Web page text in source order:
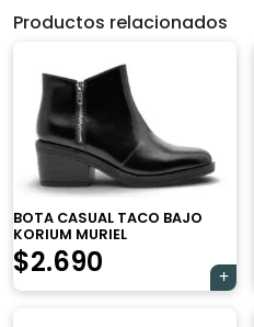
Productos relacionados
BOTA CASUAL TACO BAJO
KORIUM MURIEL
$2.690